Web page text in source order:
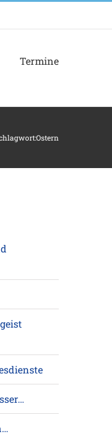
Termine
Ostern